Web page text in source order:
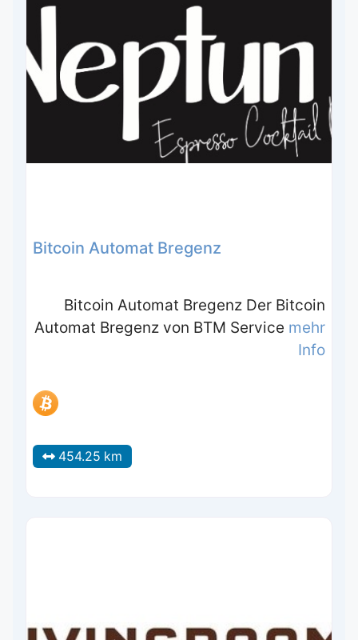
Bitcoin Automat Bregenz
Bitcoin Automat Bregenz Der Bitcoin
Automat Bregenz von BTM Service mehr
Info
454.25 km